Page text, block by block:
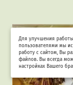
Для улучшения
пользователями мы
работу с сайтом, Вы
файлов. Вы всегда
настройках Вашего